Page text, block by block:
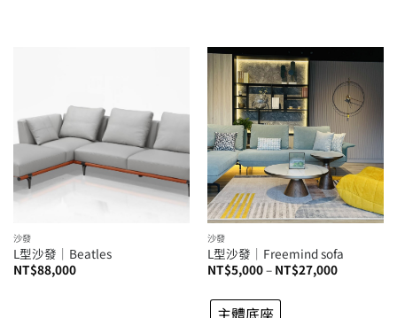
沙發
L型沙發│Beatles
NT$88,000
沙發
L型沙發│Freemind sofa
NT$5,000– NT$27,000價
主體底座